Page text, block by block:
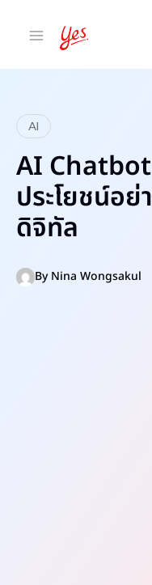
AI
AI Chatbot
ประโยชน์อย่
ดิจิทัล
ByNina Wongsakul